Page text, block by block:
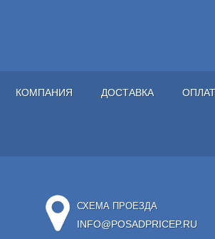
КОМПАНИЯ ДОСТАВКА
СХЕМА ПРОЕЗДА
INFO@POSADPRICEP.RU